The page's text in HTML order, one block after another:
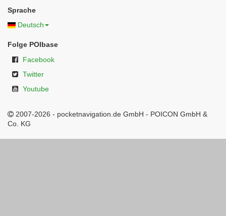
Sprache
Deutsch
Folge POIbase
Facebook
Twitter
Youtube
2007-2026 - pocketnavigation.de GmbH - POICON GmbH &
Co. KG